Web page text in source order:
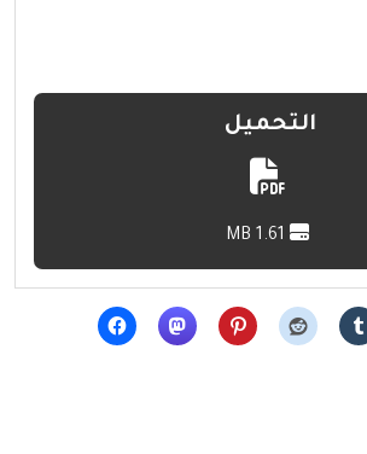
التحميل